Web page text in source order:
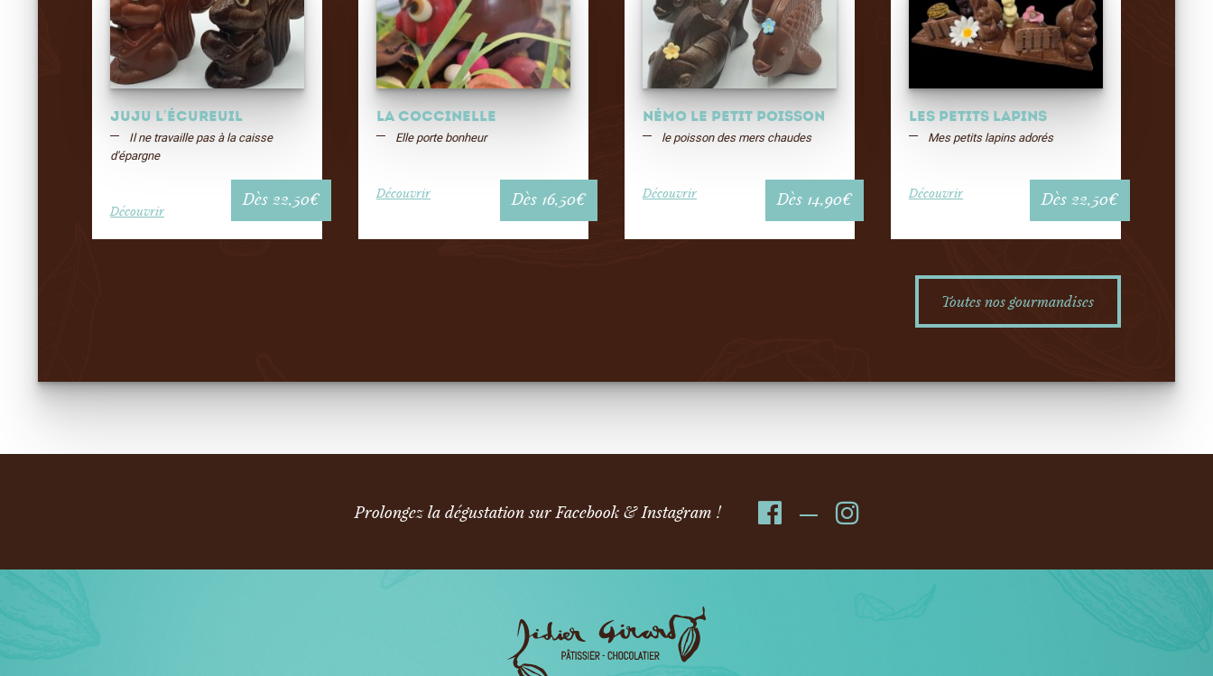
Juju l’écureuil
Il ne travaille pas à la caisse
d'épargne
Découvrir
Dès 22,50€
LA COCCINELLE
Elle porte bonheur
Découvrir Dès 16,50€
Némo le petit poisson
le poisson des mers chaudes
Découvrir Dès 14,90€
Les Petits Lapins
Mes petits lapins adorés
Découvrir Dès 22,50€
Toutes nos gourmandises
Prolongez la dégustation sur Facebook & Instagram !